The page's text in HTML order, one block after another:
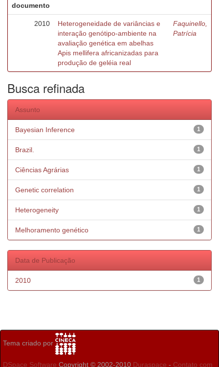
documento
2010
Heterogeneidade de variâncias e
interação genótipo-ambiente na
avaliação genética em abelhas
Apis mellifera africanizadas para
produção de geléia real
Faquinello,
Patrícia
Busca refinada
Assunto
1
Bayesian Inference
1
Brazil.
1
Ciências Agrárias
1
Genetic correlation
1
Heterogeneity
1
Melhoramento genético
Data de Publicação
1
2010
Tema criado por
DSpace Software Copyright © 2002-2010 Duraspace - Contato com